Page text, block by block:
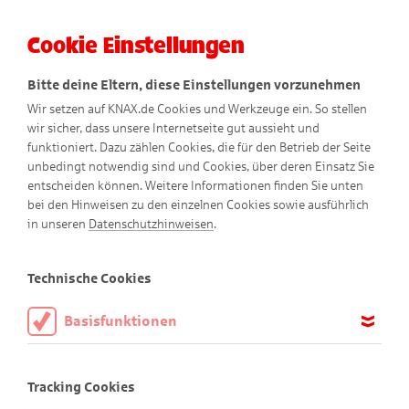
Presse
Informationen rund um das Comic-Magazin "KNAX"
Cookie Einstellungen
Bitte deine Eltern, diese Einstellungen vorzunehmen
Wir setzen auf KNAX.de Cookies und Werkzeuge ein. So stellen
wir sicher, dass unsere Internetseite gut aussieht und
funktioniert. Dazu zählen Cookies, die für den Betrieb der Seite
unbedingt notwendig sind und Cookies, über deren Einsatz Sie
entscheiden können. Weitere Informationen finden Sie unten
bei den Hinweisen zu den einzelnen Cookies sowie ausführlich
in unseren Datenschutzhinweisen.
Technische Cookies
Basisfunktionen
aktiviert sein.
Tracking Cookies